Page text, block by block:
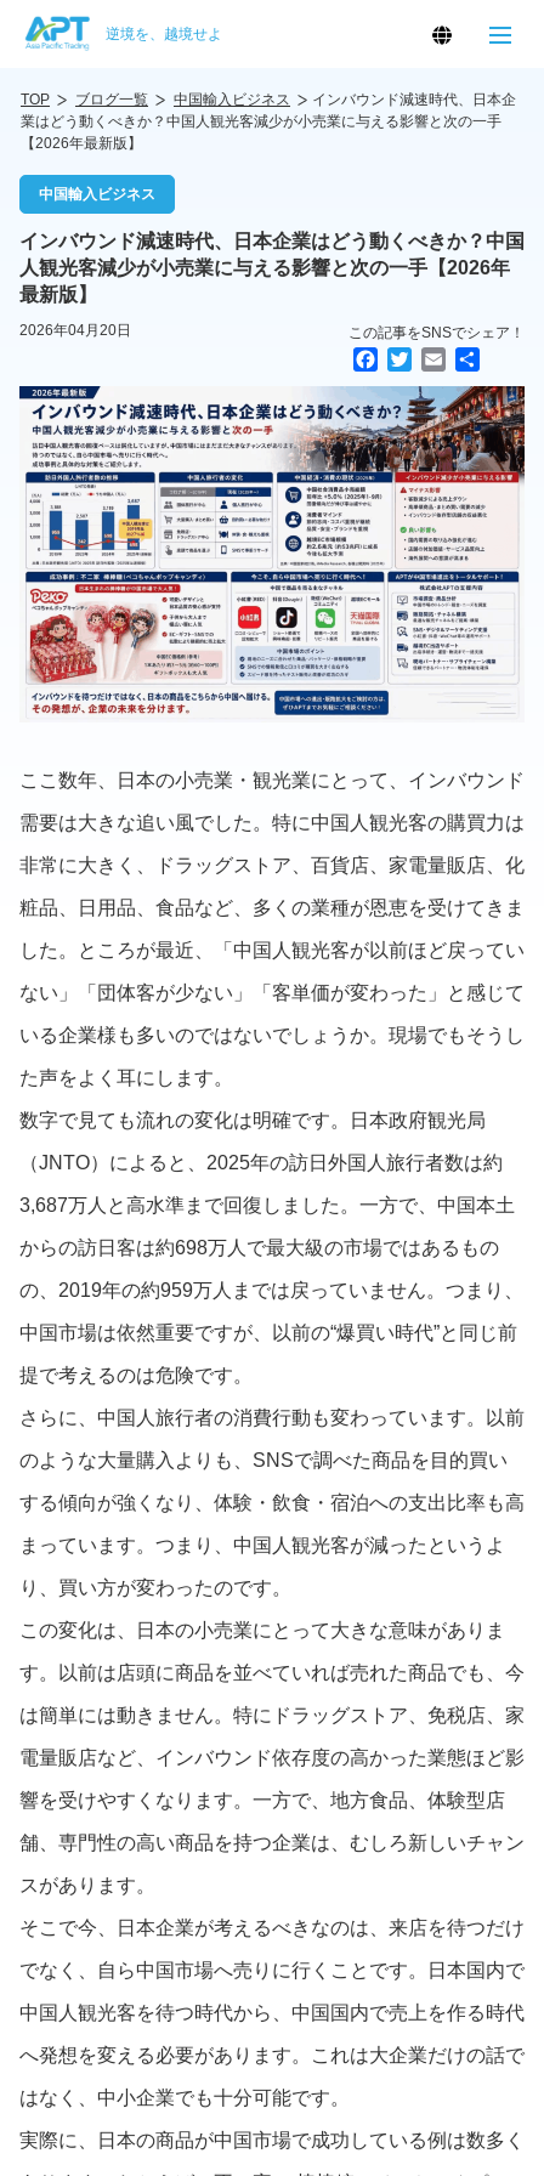
逆境を、越境せよ
TOP ブログ一覧 中国輸入ビジネス
インバウンド減速時代、日本企
業はどう動くべきか？中国人観光客減少が小売業に与える影響と次の一手
【2026年最新版】
中国輸入ビジネス
インバウンド減速時代、日本企業はどう動くべきか？中国
人観光客減少が小売業に与える影響と次の一手【2026年
最新版】
2026年04月20日 この記事をSNSでシェア！
a
c
e
b
o
o
w
i
t
t
e
r
m
a
i
l
有
ここ数年、日本の小売業・観光業にとって、インバウンド
需要は大きな追い風でした。特に中国人観光客の購買力は
非常に大きく、ドラッグストア、百貨店、家電量販店、化
粧品、日用品、食品など、多くの業種が恩恵を受けてきま
した。ところが最近、「中国人観光客が以前ほど戻ってい
ない」「団体客が少ない」「客単価が変わった」と感じて
いる企業様も多いのではないでしょうか。現場でもそうし
た声をよく耳にします。
数字で見ても流れの変化は明確です。日本政府観光局
（JNTO）によると、2025年の訪日外国人旅行者数は約
3,687万人と高水準まで回復しました。一方で、中国本土
からの訪日客は約698万人で最大級の市場ではあるもの
の、2019年の約959万人までは戻っていません。つまり、
中国市場は依然重要ですが、以前の“爆買い時代”と同じ前
提で考えるのは危険です。
さらに、中国人旅行者の消費行動も変わっています。以前
のような大量購入よりも、SNSで調べた商品を目的買い
する傾向が強くなり、体験・飲食・宿泊への支出比率も高
まっています。つまり、中国人観光客が減ったというよ
り、買い方が変わったのです。
この変化は、日本の小売業にとって大きな意味がありま
す。以前は店頭に商品を並べていれば売れた商品でも、今
は簡単には動きません。特にドラッグストア、免税店、家
電量販店など、インバウンド依存度の高かった業態ほど影
響を受けやすくなります。一方で、地方食品、体験型店
舗、専門性の高い商品を持つ企業は、むしろ新しいチャン
スがあります。
そこで今、日本企業が考えるべきなのは、来店を待つだけ
でなく、自ら中国市場へ売りに行くことです。日本国内で
中国人観光客を待つ時代から、中国国内で売上を作る時代
へ発想を変える必要があります。これは大企業だけの話で
はなく、中小企業でも十分可能です。
実際に、日本の商品が中国市場で成功している例は数多く